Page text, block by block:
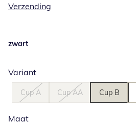
Verzending
zwart
Variant
Cup A Cup AA Cup B
Maat